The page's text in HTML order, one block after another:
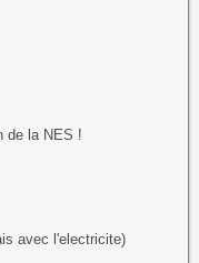
de la NES !
avec l'electricite)